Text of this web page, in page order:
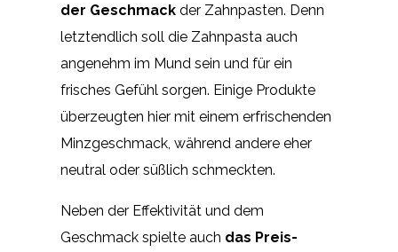
der Geschmack der Zahnpasten. Denn
letztendlich soll die Zahnpasta auch
angenehm im Mund sein und für ein
frisches Gefühl sorgen. Einige Produkte
überzeugten hier mit einem erfrischenden
Minzgeschmack, während andere eher
neutral oder süßlich schmeckten.
Neben der Effektivität und dem
Geschmack spielte auch das Preis-